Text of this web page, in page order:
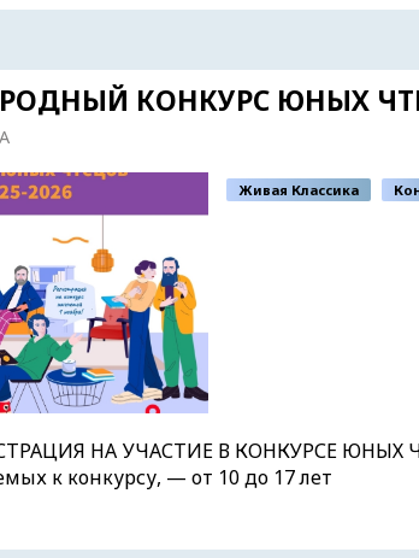
КОНКУРС ЮНЫХ
Живая Классика
НА УЧАСТИЕ В КОНКУРСЕ ЮНЫХ
к конкурсу, — от 10 до 17 лет